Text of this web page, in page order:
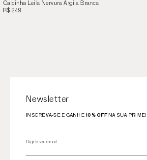
Calcinha Leila Nervura Argila Branca
R$ 249
Newsletter
INSCREVA-SE E GANHE10% OFFNA SUA